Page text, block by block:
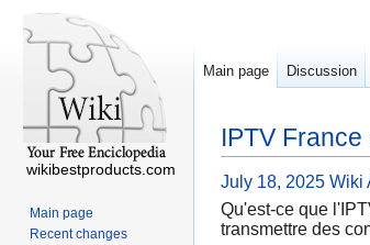
IPTV
July 18, 2025 Wiki
Qu'est-ce que
transmettre des
Main page Discussion
wikibestproducts.com
Main page
Recent changes